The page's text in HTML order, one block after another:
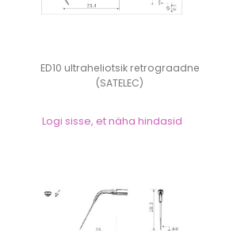
ED10 ultraheliotsik retrograadne
(SATELEC)
Logi sisse, et näha hindasid